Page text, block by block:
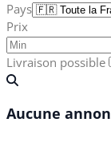
Pays
Prix
Livraison possible
Aucune